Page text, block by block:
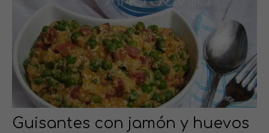
Guisantes con jamón y huevos